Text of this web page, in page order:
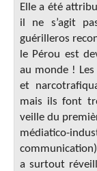
Elle a été
il ne s’agit
guérilleros
le Pérou est
au monde !
et
mais ils font
veille du
médiatico-
a surtout